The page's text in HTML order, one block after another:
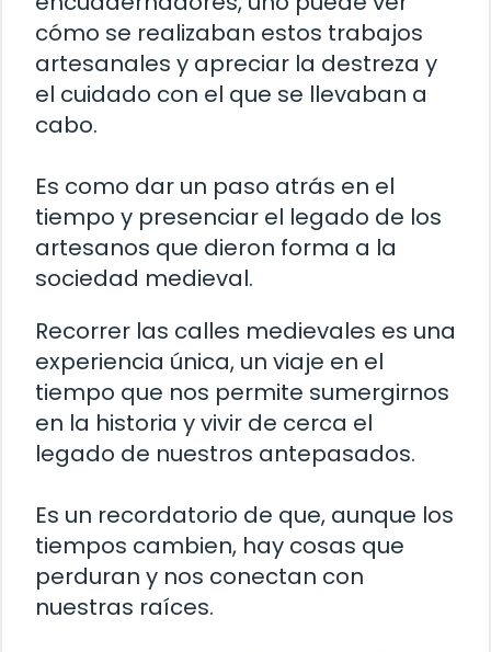
cómo se realizaban estos trabajos
artesanales y apreciar la destreza y
el cuidado con el que se llevaban a
cabo.
Es como dar un paso atrás en el
tiempo y presenciar el legado de los
artesanos que dieron forma a la
sociedad medieval.
Recorrer las calles medievales es una
experiencia única, un viaje en el
tiempo que nos permite sumergirnos
en la historia y vivir de cerca el
legado de nuestros antepasados.
Es un recordatorio de que, aunque los
tiempos cambien, hay cosas que
perduran y nos conectan con
nuestras raíces.